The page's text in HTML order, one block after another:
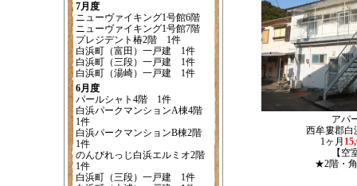
アパ
西牟婁郡白
1ヶ月
【空
★2階・
7月度
ニューヴァイキング1号館6階
ニューヴァイキング1号館7階
プレジデント椿2階 1件
白浜町（富田）一戸建 1件
白浜町（三段）一戸建 1件
白浜町（湯崎）一戸建 1件
6月度
パールシャト4階 1件
白浜パークマンションA棟4階
1件
白浜パークマンションB棟2階
1件
のんびれっじ白浜エルミオ2階
1件
白浜町（三段）一戸建 1件